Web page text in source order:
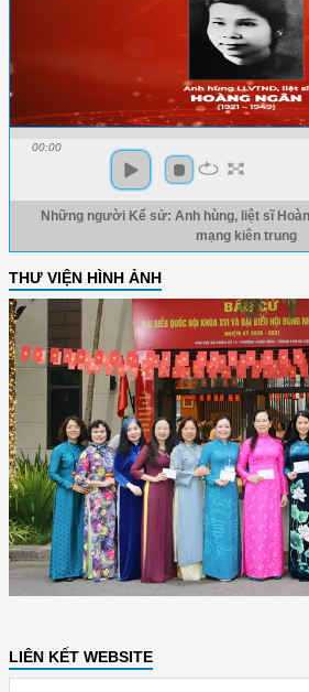
00:00
Những người Kể sử: Anh hùng, liệt sĩ
mạng kiên trung
THƯ VIỆN HÌNH ẢNH
LIÊN KẾT WEBSITE